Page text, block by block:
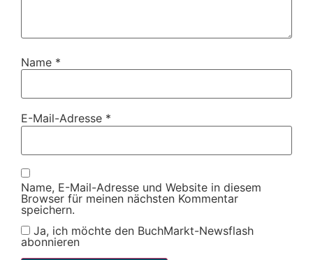
Name *
E-Mail-Adresse *
Name, E-Mail-Adresse und Website in diesem
Browser für meinen nächsten Kommentar
speichern.
Ja, ich möchte den BuchMarkt-Newsflash
abonnieren